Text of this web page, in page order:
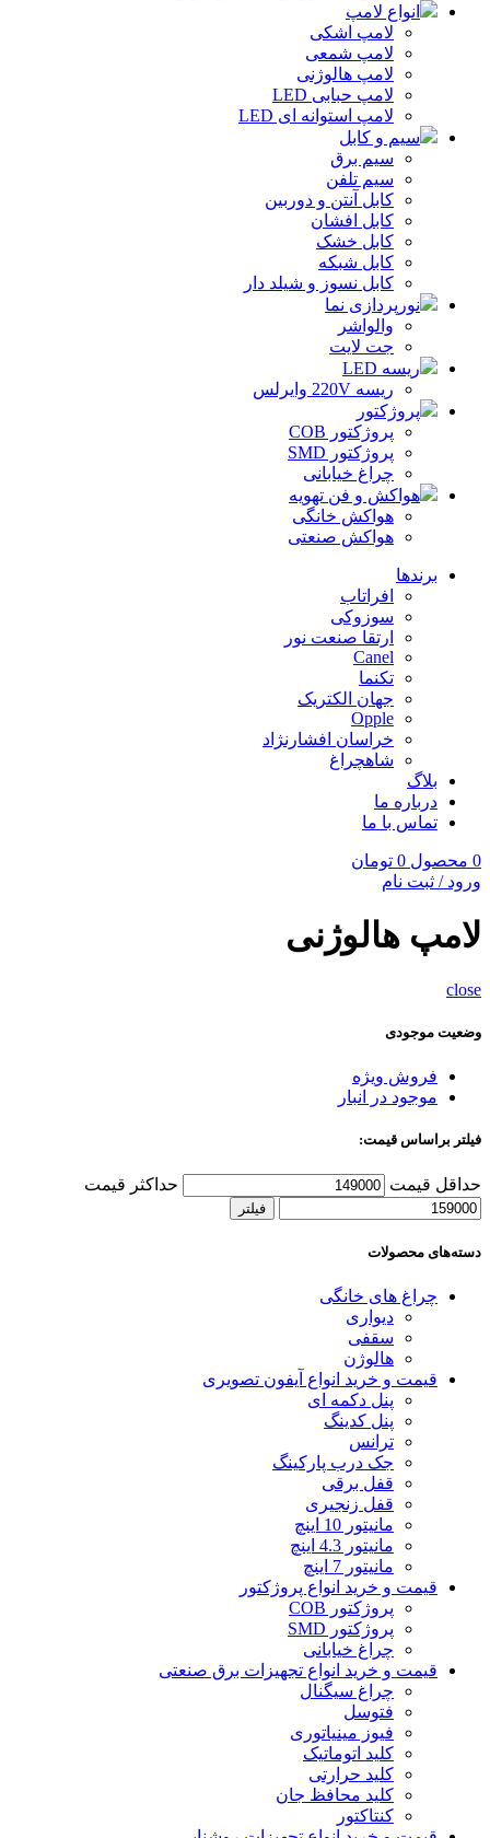
انواع لامپ
لامپ اشکی
لامپ شمعی
لامپ هالوژنی
لامپ حبابی LED
لامپ استوانه ای LED
سیم و کابل
سیم برق
سیم تلفن
کابل آنتن و دوربین
کابل افشان
کابل خشک
کابل شبکه
کابل نسوز و شیلد دار
نورپردازی نما
والواشر
جت لایت
ریسه LED
ریسه 220V وایرلس
پروژکتور
پروژکتور COB
پروژکتور SMD
چراغ خیابانی
هواکش و فن تهویه
هواکش خانگی
هواکش صنعتی
برندها
افراتاب
سوزوکی
ارتقا صنعت نور
Canel
تکنما
جهان الکتریک
Opple
خراسان افشارنژاد
شاهچراغ
بلاگ
درباره ما
تماس با ما
0 محصول 0 تومان
ورود / ثبت نام
لامپ هالوژنی
close
وضعیت موجودی
فروش ویژه
موجود در انبار
فیلتر براساس قیمت:
حداقل قیمت حداکثر قیمت
فیلتر
دسته‌های محصولات
چراغ های خانگی
دیواری
سقفی
هالوژن
قیمت و خرید انواع آیفون تصویری
پنل دکمه‌ ای
پنل کدینگ
ترانس
جک درب پارکینگ
قفل برقی
قفل زنجیری
مانیتور 10 اینچ
مانیتور 4.3 اینچ
مانیتور 7 اینچ
قیمت و خرید انواع پروژکتور
پروژکتور COB
پروژکتور SMD
چراغ خیابانی
قیمت و خرید انواع تجهیزات برق صنعتی
چراغ سیگنال
فتوسل
فیوز مینیاتوری
کلید اتوماتیک
کلید حرارتی
کلید محافظ جان
کنتاکتور